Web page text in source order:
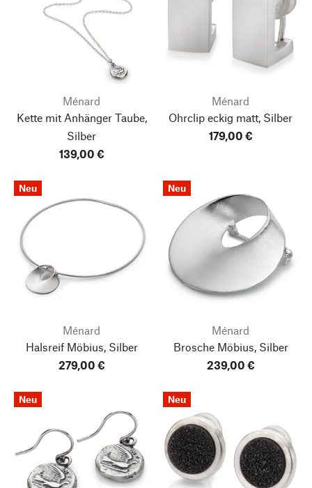
Ménard
Kette mit Anhänger Taube,
Silber
139,00 €
Ménard
Ohrclip eckig matt, Silber
179,00 €
Neu
Ménard
Halsreif Möbius, Silber
279,00 €
Neu
Ménard
Brosche Möbius, Silber
239,00 €
Neu Neu